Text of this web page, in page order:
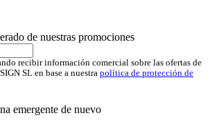
de nuestras promociones
recibir información comercial sobre las ofertas de
SL en base a nuestra política de protección de
emergente de nuevo